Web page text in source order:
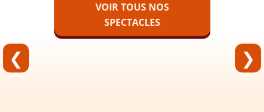
❮ ❯
VOIR TOUS NOS
SPECTACLES